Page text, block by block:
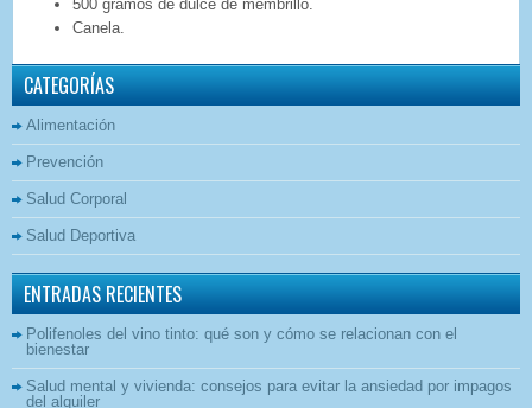
500 gramos de dulce de membrillo.
Canela.
CATEGORÍAS
Alimentación
Prevención
Salud Corporal
Salud Deportiva
ENTRADAS RECIENTES
Polifenoles del vino tinto: qué son y cómo se relacionan con el
bienestar
Salud mental y vivienda: consejos para evitar la ansiedad por impagos
del alquiler